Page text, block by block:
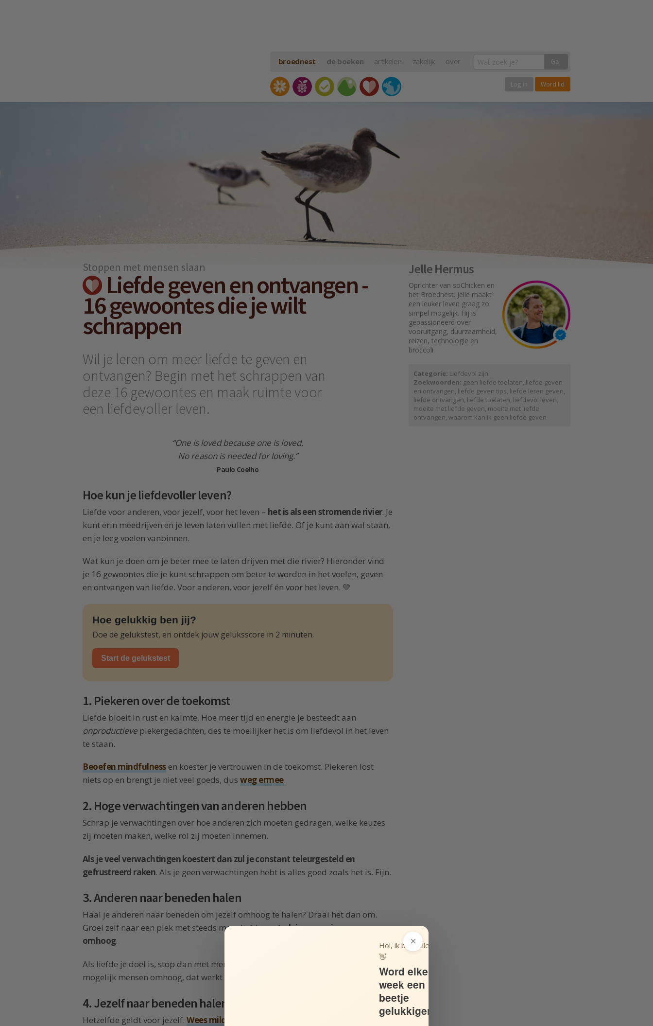
broednest de boeken artikelen zakelijk over Ga
Word lid
Stoppen met mensen slaan
Liefde geven en ontvangen -
16 gewoontes die je wilt
schrappen
Wil je leren om meer liefde te geven en
ontvangen? Begin met het schrappen van
deze 16 gewoontes en maak ruimte voor
een liefdevoller leven.
“One is loved because one is loved.
No reason is needed for loving.”
Paulo Coelho
Hoe kun je liefdevoller leven?
Liefde voor anderen, voor jezelf, voor het leven – het is als een stromende rivier. Je
kunt erin meedrijven en je leven laten vullen met liefde. Of je kunt aan wal staan,
en je leeg voelen vanbinnen.
Wat kun je doen om je beter mee te laten drijven met die rivier? Hieronder vind
je 16 gewoontes die je kunt schrappen om beter te worden in het voelen, geven
en ontvangen van liefde. Voor anderen, voor jezelf én voor het leven. 💛
Hoe gelukkig ben jij?
Doe de gelukstest, en ontdek jouw geluksscore in 2 minuten.
Start de gelukstest
1. Piekeren over de toekomst
Liefde bloeit in rust en kalmte. Hoe meer tijd en energie je besteedt aan
onproductieve piekergedachten, des te moeilijker het is om liefdevol in het leven
te staan.
Beoefen mindfulnessen koester je vertrouwen in de toekomst. Piekeren lost
niets op en brengt je niet veel goeds, dus weg ermee.
2. Hoge verwachtingen van anderen hebben
Schrap je verwachtingen over hoe anderen zich moeten gedragen, welke keuzes
zij moeten maken, welke rol zij moeten innemen.
Als je veel verwachtingen koestert dan zul je constant teleurgesteld en
gefrustreerd raken. Als je geen verwachtingen hebt is alles goed zoals het is. Fijn.
3. Anderen naar beneden halen
Haal je anderen naar beneden om jezelf omhoog te halen? Draai het dan om.
Groei zelf naar een plek met steeds meer liefde,en trek je omgeving mee
omhoog.
Als liefde je doel is, stop dan met mensen naar beneden halen. Haal zoveel
mogelijk mensen omhoog, dat werkt veel beter.
4. Jezelf naar beneden halen
Hetzelfde geldt voor jezelf. Wees milder naar jezelf
Jelle Hermus
Oprichter van soChicken en
het Broednest. Jelle maakt
een leuker leven graag zo
simpel mogelijk. Hij is
gepassioneerd over
vooruitgang, duurzaamheid,
reizen, technologie en
broccoli.
Categorie: Liefdevol zijn
Zoekwoorden: geen liefde toelaten, liefde geven
en ontvangen, liefde geven tips, liefde leren geven,
liefde ontvangen, liefde toelaten, liefdevol leven,
moeite met liefde geven, moeite met liefde
ontvangen, waarom kan ik geen liefde geven
×
Hoi, ik ben Jelle!
👋
Word elke
week een
beetje
gelukkiger